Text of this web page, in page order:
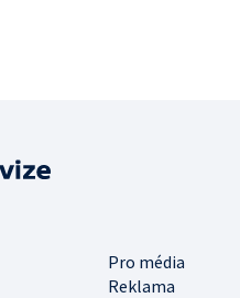
Pro média
Reklama